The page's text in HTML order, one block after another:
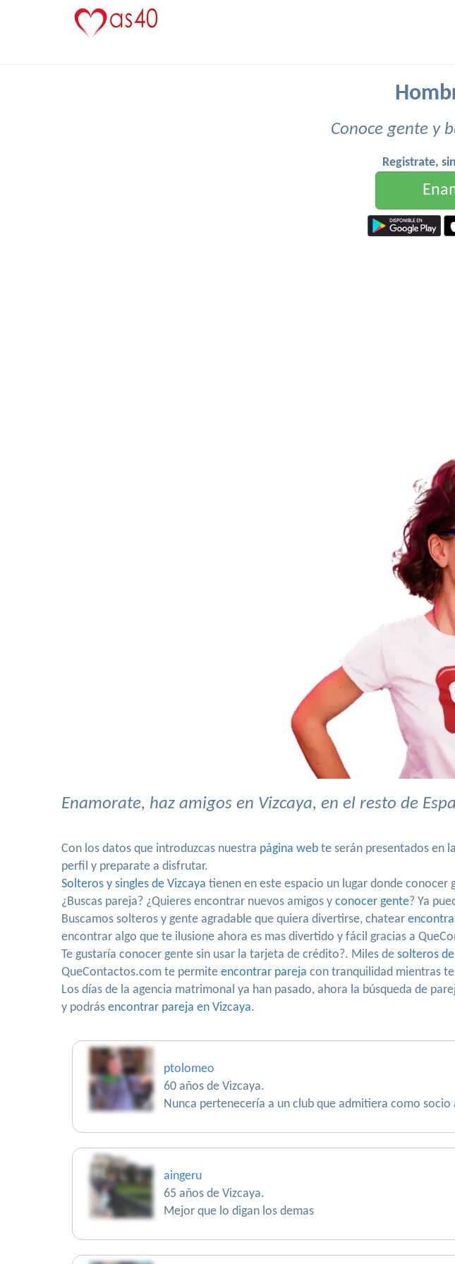
Conoce gente y
Registrate,
Enamorate, haz amigos en Vizcaya, en el resto de
Con los datos que introduzcas nuestra página web te serán presentados en
perfil y preparate a disfrutar.
Solteros y singles de Vizcaya tienen en este espacio un lugar donde
¿Buscas pareja? ¿Quieres encontrar nuevos amigos y conocer gente? Ya
Buscamos solteros y gente agradable que quiera divertirse, chatear
encontrar algo que te ilusione ahora es mas divertido y fácil gracias a
Te gustaría conocer gente sin usar la tarjeta de crédito?. Miles de solteros
QueContactos.com te permite encontrar pareja con tranquilidad mientras
Los días de la agencia matrimonal ya han pasado, ahora la búsqueda de
y podrás encontrar pareja en Vizcaya.
ptolomeo
60 años de Vizcaya.
Nunca pertenecería a un club que admitiera como socio
aingeru
65 años de Vizcaya.
Mejor que lo digan los demas